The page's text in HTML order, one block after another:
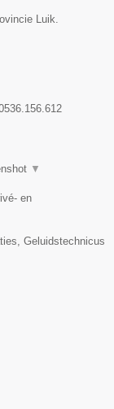
Luik.
▼
en
Geluidstechnicus